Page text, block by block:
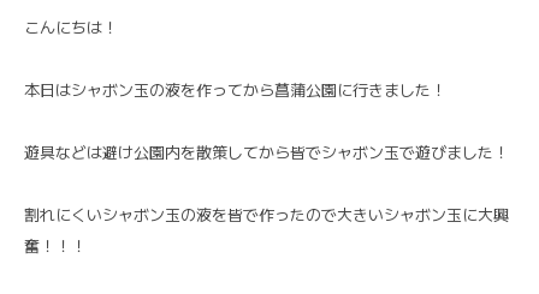
こんにちは！
本日はシャボン玉の液を作ってから菖蒲公園に行きました！
遊具などは避け公園内を散策してから皆でシャボン玉で遊びました！
割れにくいシャボン玉の液を皆で作ったので大きいシャボン玉に大興
奮！！！